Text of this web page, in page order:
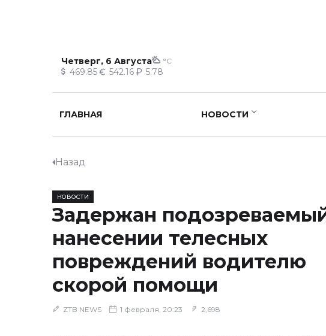
Четверг, 6 Августа °C
469.85 542.16 5.78
ГЛАВНАЯ НОВОСТИ
Назад
НОВОСТИ
Задержан
нанесении телесных
повреждений водителю
скорой помощи
ZTB NEWS 1 февраля, 20:23 2,698